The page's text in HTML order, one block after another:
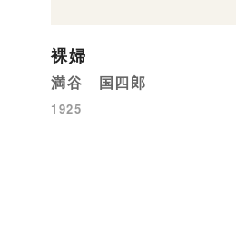
裸婦
満谷 国四郎
1925